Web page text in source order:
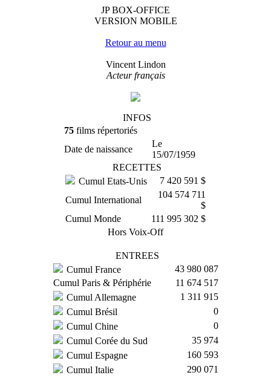
JP BOX-OFFICE
VERSION MOBILE
Retour au menu
Vincent Lindon
Acteur français
INFOS
75films répertoriés
Date de naissance
Le
15/07/1959
RECETTES
Cumul Etats-Unis
7 420 591 $
Cumul International
104 574 711
$
Cumul Monde
111 995 302 $
Hors Voix-Off
ENTREES
Cumul France
43 980 087
Cumul Paris & Périphérie
11 674 517
Cumul Allemagne
1 311 915
Cumul Brésil
0
Cumul Chine
0
Cumul Corée du Sud
35 974
Cumul Espagne
160 593
Cumul Italie
290 071